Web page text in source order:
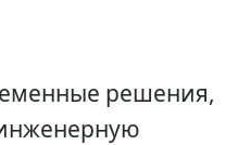
решения,